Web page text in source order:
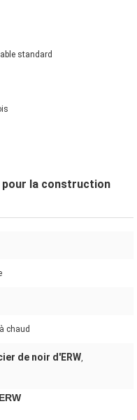
standard
pour la construction
chaud
de noir d'ERW,